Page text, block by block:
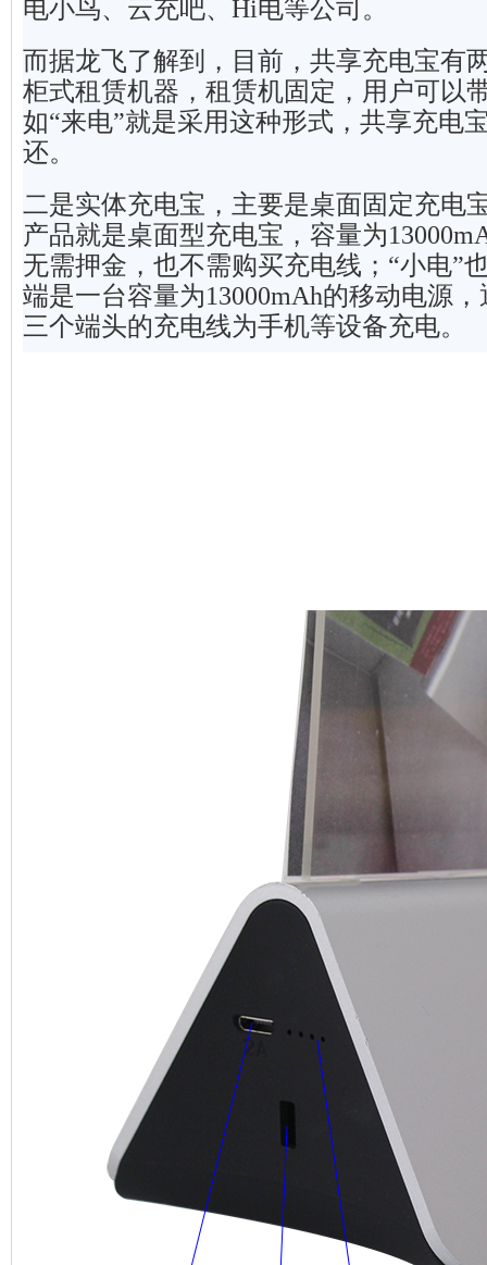
电小鸟、云充吧、Hi电等公司。
而据龙飞了解到，目前，共享充电宝有
柜式租赁机器，租赁机固定，用户可以
如“来电”就是采用这种形式，共享充电
还。
二是实体充电宝，主要是桌面固定充电
产品就是桌面型充电宝，容量为
无需押金，也不需购买充电线；“小电”
端是一台容量为13000mAh的移动电源
三个端头的充电线为手机等设备充电。